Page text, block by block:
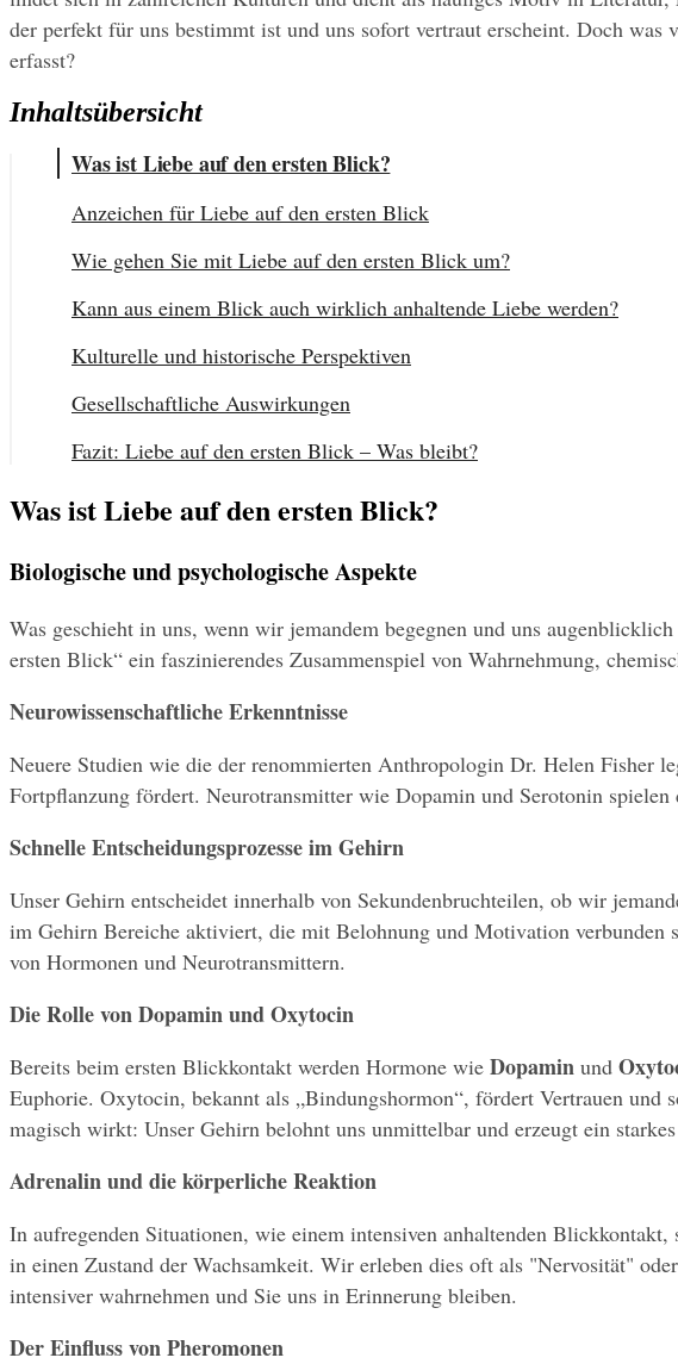
der perfekt für uns bestimmt ist und uns sofort vertraut erscheint. Doch
erfasst?
Inhaltsübersicht
Was ist Liebe auf den ersten Blick?
Anzeichen für Liebe auf den ersten Blick
Wie gehen Sie mit Liebe auf den ersten Blick um?
Kann aus einem Blick auch wirklich anhaltende Liebe werden?
Kulturelle und historische Perspektiven
Gesellschaftliche Auswirkungen
Fazit: Liebe auf den ersten Blick – Was bleibt?
Was ist Liebe auf den ersten Blick?
Biologische und psychologische Aspekte
Was geschieht in uns, wenn wir jemandem begegnen und uns
ersten Blick“ ein faszinierendes Zusammenspiel von Wahrnehmung,
Neurowissenschaftliche Erkenntnisse
Neuere Studien wie die der renommierten Anthropologin Dr. Helen Fisher
Fortpflanzung fördert. Neurotransmitter wie Dopamin und Serotonin
Schnelle Entscheidungsprozesse im Gehirn
Unser Gehirn entscheidet innerhalb von Sekundenbruchteilen, ob wir
im Gehirn Bereiche aktiviert, die mit Belohnung und Motivation verbunden
von Hormonen und Neurotransmittern.
Die Rolle von Dopamin und Oxytocin
Bereits beim ersten Blickkontakt werden Hormone wie Dopamin und
Euphorie. Oxytocin, bekannt als „Bindungshormon“, fördert Vertrauen
magisch wirkt: Unser Gehirn belohnt uns unmittelbar und erzeugt ein
Adrenalin und die körperliche Reaktion
In aufregenden Situationen, wie einem intensiven anhaltenden Blickkontakt,
in einen Zustand der Wachsamkeit. Wir erleben dies oft als "Nervosität"
intensiver wahrnehmen und Sie uns in Erinnerung bleiben.
Der Einfluss von Pheromonen